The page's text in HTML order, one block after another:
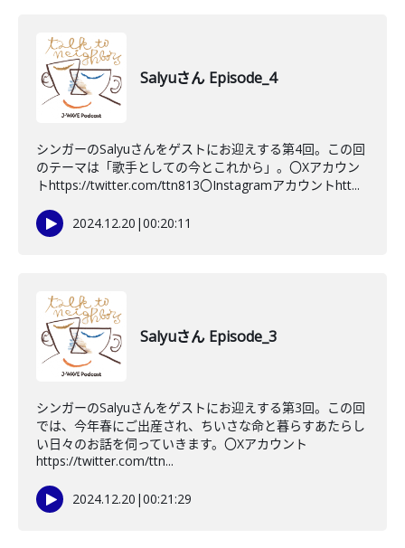
Salyuさん Episode_4
シンガーのSalyuさんをゲストにお迎えする第4回。この回
のテーマは「歌手としての今とこれから」。〇Xアカウン
トhttps://twitter.com/ttn813〇Instagramアカウントhtt...
2024.12.20 |00:20:11
Salyuさん Episode_3
シンガーのSalyuさんをゲストにお迎えする第3回。この回
では、今年春にご出産され、ちいさな命と暮らすあたらし
い日々のお話を伺っていきます。〇Xアカウント
https://twitter.com/ttn...
2024.12.20 |00:21:29